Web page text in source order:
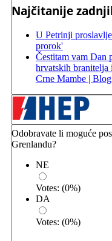
Najčitanije
U Petrinji
prorok'
Čestitam vam Dan
hrvatskih branitelja
Crne Mambe |
Odobravate li moguće
Grenlandu?
NE
Votes: (0%)
DA
Votes: (0%)